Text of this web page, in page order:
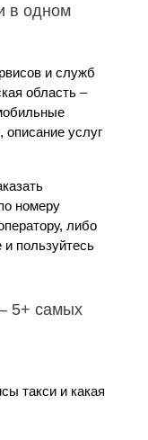
в одном
и служб
область –
услуг
номеру
либо
пользуйтесь
5+ самых
такси и какая